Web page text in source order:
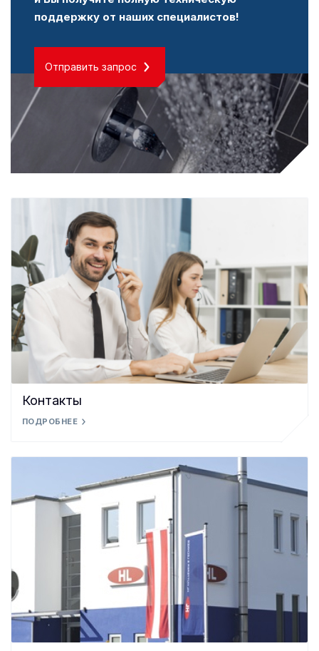
поддержку от наших специалистов!
Отправить запрос
Контакты
ПОДРОБНЕЕ